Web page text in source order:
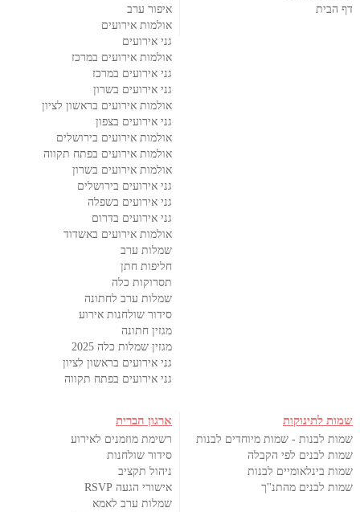
דף הבית
איפור ערב
אולמות אירועים
גני אירועים
אולמות אירועים במרכז
גני אירועים במרכז
גני אירועים בשרון
אולמות אירועים בראשון לציון
גני אירועים בצפון
אולמות אירועים בירושלים
אולמות אירועים בפתח תקווה
אולמות אירועים בשרון
גני אירועים בירושלים
גני אירועים בשפלה
גני אירועים בדרום
אולמות אירועים באשדוד
שמלות ערב
חליפות חתן
תסרוקות כלה
שמלות ערב לחתונה
סידור שולחנות אירוע
מגזין חתונה
מגזין שמלות כלה 2025
גני אירועים בראשון לציון
גני אירועים בפתח תקווה
שמות לתינוקות
שמות לבנות - שמות מיוחדים לבנות
שמות לבנים לפי הקבלה
שמות בינלאומיים לבנות
שמות לבנים מהתנ''ך
ארגון הברית
רשימת מוזמנים לאירוע
סידור שולחנות
ניהול תקציב
אישורי הגעה RSVP
שמלות ערב לאמא